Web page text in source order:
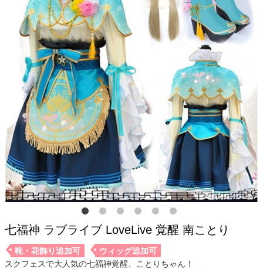
七福神 ラブライブ LoveLive 覚醒 南ことり
靴・花飾り追加可
ウィッグ追加可
スクフェスで大人気の七福神覚醒、ことりちゃん！